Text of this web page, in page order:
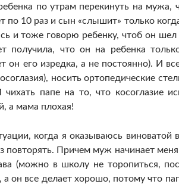
по утрам перекинуть на мужа,
по 10 раз и сын «слышит» только
и тоже говорю ребенку, чтоб он шел
получила, что он на ребенка
он его изредка, а не постоянно). И
носить ортопедические
папе на то, что косоглазие
а мама плохая!
когда я оказываюсь виноватой
повторять. Причем муж начинает
(можно в школу не торопиться,
а он все делает хорошо, потому что